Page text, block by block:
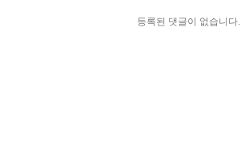
등록된 댓글이 없습니다.